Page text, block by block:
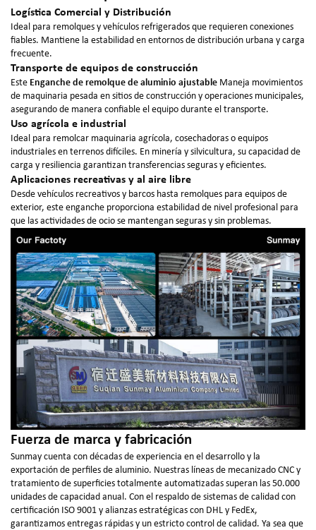
Logística Comercial y Distribución
Ideal para remolques y vehículos refrigerados que requieren conexiones
fiables. Mantiene la estabilidad en entornos de distribución urbana y carga
frecuente.
Transporte de equipos de construcción
Este Enganche de remolque de aluminio ajustable Maneja movimientos
de maquinaria pesada en sitios de construcción y operaciones municipales,
asegurando de manera confiable el equipo durante el transporte.
Uso agrícola e industrial
Ideal para remolcar maquinaria agrícola, cosechadoras o equipos
industriales en terrenos difíciles. En minería y silvicultura, su capacidad de
carga y resiliencia garantizan transferencias seguras y eficientes.
Aplicaciones recreativas y al aire libre
Desde vehículos recreativos y barcos hasta remolques para equipos de
exterior, este enganche proporciona estabilidad de nivel profesional para
que las actividades de ocio se mantengan seguras y sin problemas.
Fuerza de marca y fabricación
Sunmay cuenta con décadas de experiencia en el desarrollo y la
exportación de perfiles de aluminio. Nuestras líneas de mecanizado CNC y
tratamiento de superficies totalmente automatizadas superan las 50.000
unidades de capacidad anual. Con el respaldo de sistemas de calidad con
certificación ISO 9001 y alianzas estratégicas con DHL y FedEx,
garantizamos entregas rápidas y un estricto control de calidad. Ya sea que